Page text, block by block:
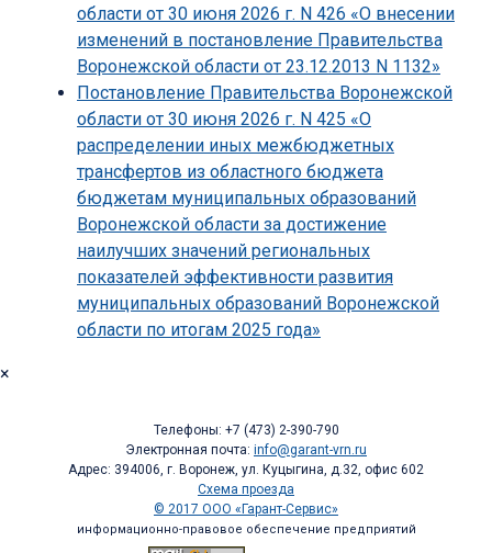
области от 30 июня 2026 г. N 426 «О внесении
изменений в постановление Правительства
Воронежской области от 23.12.2013 N 1132»
Постановление Правительства Воронежской
области от 30 июня 2026 г. N 425 «О
распределении иных межбюджетных
трансфертов из областного бюджета
бюджетам муниципальных образований
Воронежской области за достижение
наилучших значений региональных
показателей эффективности развития
муниципальных образований Воронежской
области по итогам 2025 года»
×
Телефоны: +7 (473) 2-390-790
Электронная почта: info@garant-vrn.ru
Адрес: 394006, г. Воронеж, ул. Куцыгина, д.32, офис 602
Схема проезда
© 2017 ООО «Гарант-Сервис»
информационно-правовое обеспечение предприятий